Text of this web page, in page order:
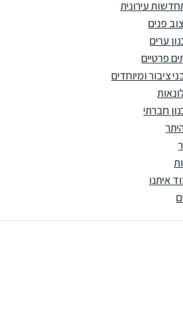
עירונית
פנים
ערים
פרטיים
ציבור ומיוחדים
חברתי
איתנו